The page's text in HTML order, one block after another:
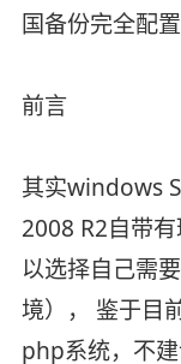
国备份完全配
前言
其实windows
2008 R2自带
以选择自己需
境）， 鉴于目
php系统，不建